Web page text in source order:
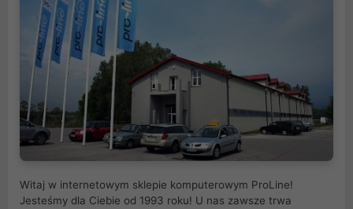
Witaj w internetowym sklepie komputerowym ProLine!
Jesteśmy dla Ciebie od 1993 roku! U nas zawsze trwa